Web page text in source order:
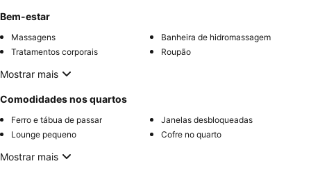
Bem-estar
Massagens
Banheira de hidromassagem
Tratamentos corporais
Roupão
Mostrar mais
Comodidades nos quartos
Ferro e tábua de passar
Janelas desbloqueadas
Lounge pequeno
Cofre no quarto
Mostrar mais